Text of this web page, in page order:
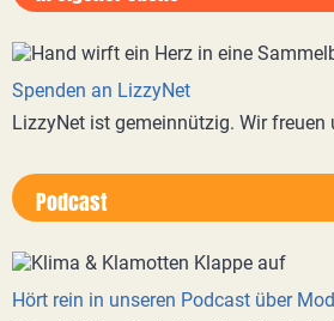
Spenden an LizzyNet
LizzyNet ist gemeinnützig. Wir freuen
Podcast
Hört rein in unseren Podcast über